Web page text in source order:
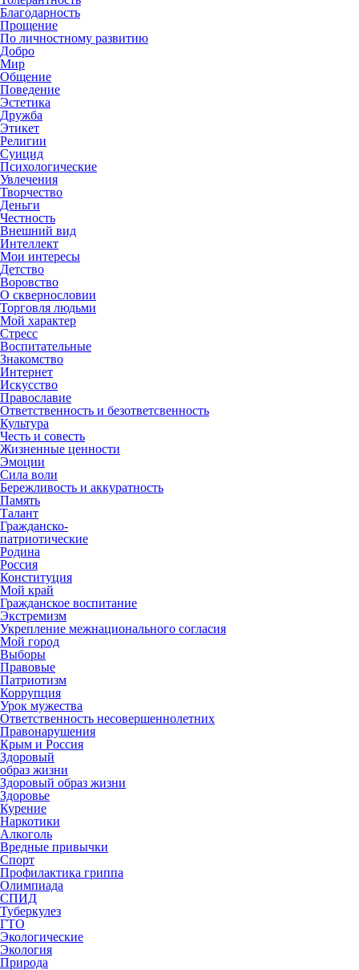
Благодарность
Прощение
По личностному развитию
Добро
Мир
Общение
Поведение
Эстетика
Дружба
Этикет
Религии
Суицид
Психологические
Увлечения
Творчество
Деньги
Честность
Внешний вид
Интеллект
Мои интересы
Детство
Воровство
О сквернословии
Торговля людьми
Мой характер
Стресс
Воспитательные
Знакомство
Интернет
Искусство
Православие
Ответственность и безответсвенность
Культура
Честь и совесть
Жизненные ценности
Эмоции
Сила воли
Бережливость и аккуратность
Память
Талант
Гражданско-
патриотические
Родина
Россия
Конституция
Мой край
Гражданское воспитание
Экстремизм
Укрепление межнационального согласия
Мой город
Выборы
Правовые
Патриотизм
Коррупция
Урок мужества
Ответственность несовершеннолетних
Правонарушения
Крым и Россия
Здоровый
образ жизни
Здоровый образ жизни
Здоровье
Курение
Наркотики
Алкоголь
Вредные привычки
Спорт
Профилактика гриппа
Олимпиада
СПИД
Туберкулез
ГТО
Экологические
Экология
Природа